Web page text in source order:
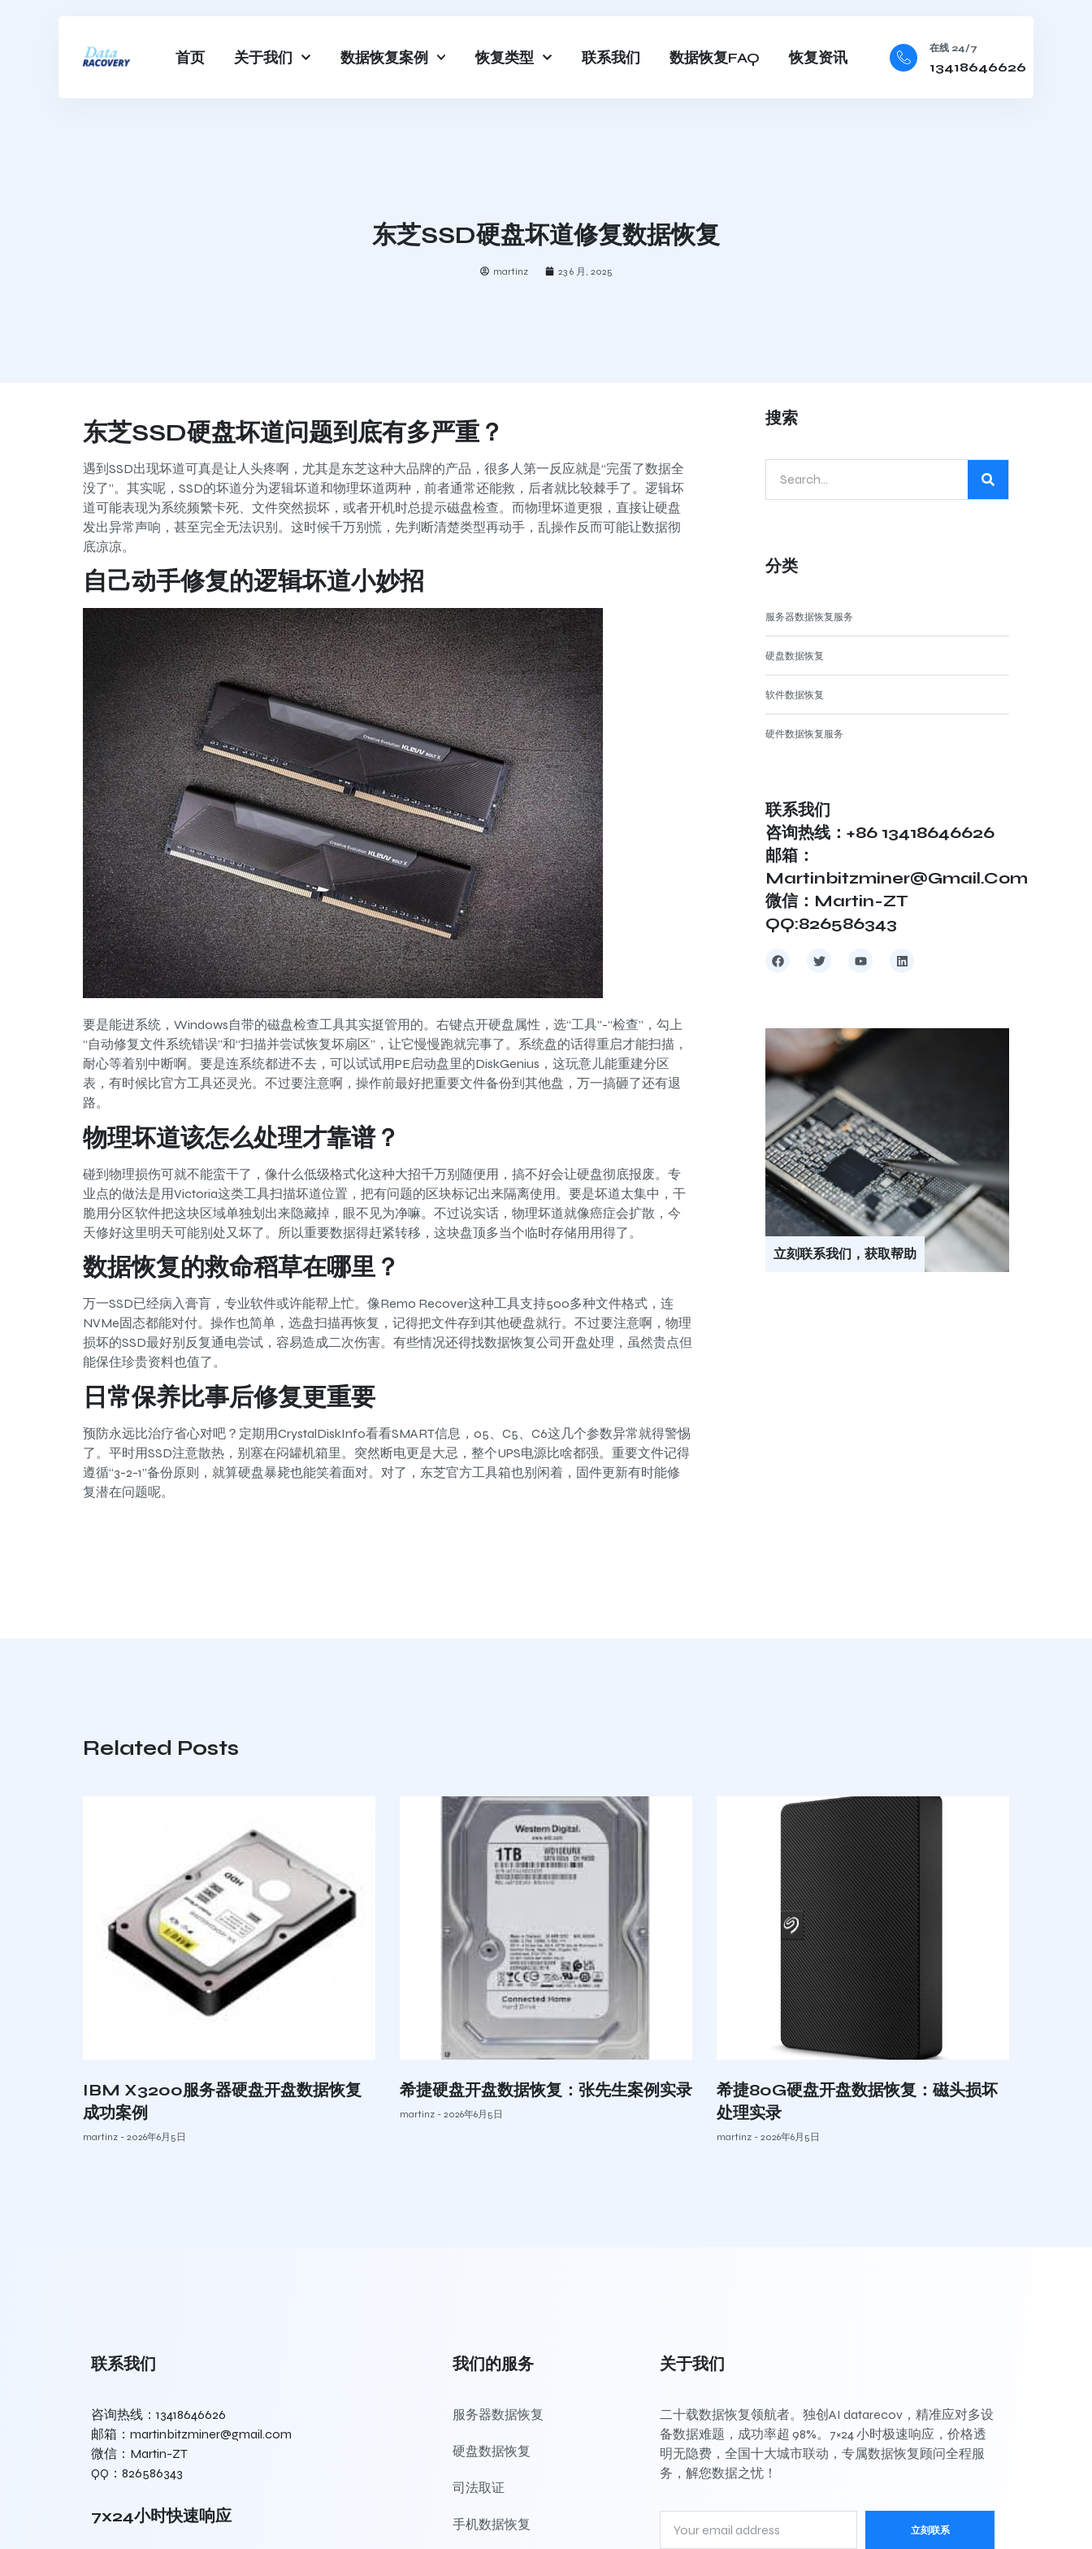
首页 关于我们 数据恢复案例 恢复类型 联系我们 数据恢复FAQ 恢复资讯
在线 24/7
13418646626
东芝SSD硬盘坏道修复数据恢复
martinz 23 6 月, 2025
东芝SSD硬盘坏道问题到底有多严重？
遇到SSD出现坏道可真是让人头疼啊，尤其是东芝这种大品牌的产品，很多人第一反应就是“完蛋了数据全
没了”。其实呢，SSD的坏道分为逻辑坏道和物理坏道两种，前者通常还能救，后者就比较棘手了。逻辑坏
道可能表现为系统频繁卡死、文件突然损坏，或者开机时总提示磁盘检查。而物理坏道更狠，直接让硬盘
发出异常声响，甚至完全无法识别。这时候千万别慌，先判断清楚类型再动手，乱操作反而可能让数据彻
底凉凉。
自己动手修复的逻辑坏道小妙招
要是能进系统，Windows自带的磁盘检查工具其实挺管用的。右键点开硬盘属性，选“工具”-“检查”，勾上
“自动修复文件系统错误”和“扫描并尝试恢复坏扇区”，让它慢慢跑就完事了。系统盘的话得重启才能扫描，
耐心等着别中断啊。要是连系统都进不去，可以试试用PE启动盘里的DiskGenius，这玩意儿能重建分区
表，有时候比官方工具还灵光。不过要注意啊，操作前最好把重要文件备份到其他盘，万一搞砸了还有退
路。
物理坏道该怎么处理才靠谱？
碰到物理损伤可就不能蛮干了，像什么低级格式化这种大招千万别随便用，搞不好会让硬盘彻底报废。专
业点的做法是用Victoria这类工具扫描坏道位置，把有问题的区块标记出来隔离使用。要是坏道太集中，干
脆用分区软件把这块区域单独划出来隐藏掉，眼不见为净嘛。不过说实话，物理坏道就像癌症会扩散，今
天修好这里明天可能别处又坏了。所以重要数据得赶紧转移，这块盘顶多当个临时存储用用得了。
数据恢复的救命稻草在哪里？
万一SSD已经病入膏肓，专业软件或许能帮上忙。像Remo Recover这种工具支持500多种文件格式，连
NVMe固态都能对付。操作也简单，选盘扫描再恢复，记得把文件存到其他硬盘就行。不过要注意啊，物理
损坏的SSD最好别反复通电尝试，容易造成二次伤害。有些情况还得找数据恢复公司开盘处理，虽然贵点但
能保住珍贵资料也值了。
日常保养比事后修复更重要
预防永远比治疗省心对吧？定期用CrystalDiskInfo看看SMART信息，05、C5、C6这几个参数异常就得警惕
了。平时用SSD注意散热，别塞在闷罐机箱里。突然断电更是大忌，整个UPS电源比啥都强。重要文件记得
遵循“3-2-1”备份原则，就算硬盘暴毙也能笑着面对。对了，东芝官方工具箱也别闲着，固件更新有时能修
复潜在问题呢。
搜索
分类
服务器数据恢复服务
硬盘数据恢复
软件数据恢复
硬件数据恢复服务
联系我们
咨询热线：+86 13418646626
邮箱：
Martinbitzminer@gmail.com
微信：Martin-ZT
QQ:826586343
立刻联系我们，获取帮助
Related Posts
IBM X3200服务器硬盘开盘数据恢复
成功案例
martinz 2026年6月5日
希捷硬盘开盘数据恢复：张先生案例实录
martinz 2026年6月5日
希捷80G硬盘开盘数据恢复：磁头损坏
处理实录
martinz 2026年6月5日
联系我们
咨询热线：13418646626
邮箱：martinbitzminer@gmail.com
微信：Martin-ZT
QQ：826586343
7x24小时快速响应
我们的服务
服务器数据恢复
硬盘数据恢复
司法取证
手机数据恢复
关于我们
二十载数据恢复领航者。独创AI datarecov，精准应对多设
备数据难题，成功率超 98%。7×24 小时极速响应，价格透
明无隐费，全国十大城市联动，专属数据恢复顾问全程服
务，解您数据之忧！
立刻联系